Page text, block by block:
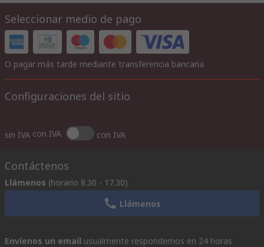
Seleccionar medio de pago
O pagar más tarde mediante transferencia bancaria
Configuraciones del sitio
sin IVA con IVA con IVA
Contáctenos
Llámenos (horario 8.30 - 17.30)
Llámenos
Envíenos un email usualmente respondemos en 24 horas